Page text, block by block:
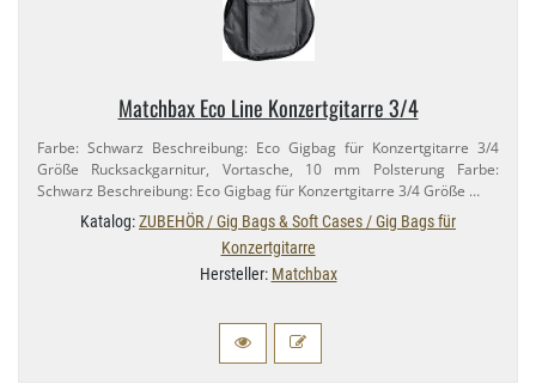
Matchbax Eco Line Konzertgitarre 3/​4
Farbe: Schwarz Beschreibung: Eco Gigbag für Konzertgitarre 3/​4
Größe Rucksackgarnitur, Vortasche, 10 mm Polsterung Farbe:
Schwarz Beschreibung: Eco Gigbag für Konzertgitarre 3/​4 Größe …
Katalog:ZUBEHÖR / Gig Bags & Soft Cases / Gig Bags für
Konzertgitarre
Hersteller: Matchbax